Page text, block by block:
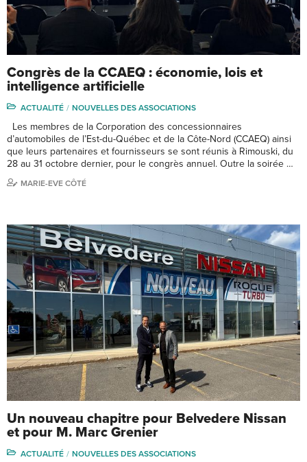
Congrès de la CCAEQ : économie, lois et
intelligence artificielle
ACTUALITÉ NOUVELLES DES ASSOCIATIONS
Les membres de la Corporation des concessionnaires
d’automobiles de l’Est-du-Québec et de la Côte-Nord (CCAEQ) ainsi
que leurs partenaires et fournisseurs se sont réunis à Rimouski, du
28 au 31 octobre dernier, pour le congrès annuel. Outre la soirée …
MARIE-EVE CÔTÉ
Un nouveau chapitre pour Belvedere Nissan
et pour M. Marc Grenier
ACTUALITÉ NOUVELLES DES ASSOCIATIONS